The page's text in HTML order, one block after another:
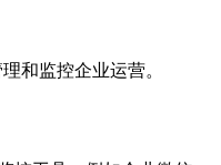
和监控企业运营。